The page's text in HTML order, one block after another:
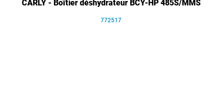
CARLY - Boîtier déshydrateur BCY-HP 485S/MMS
772517